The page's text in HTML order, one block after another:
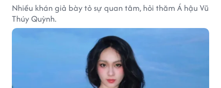
Nhiều khán giả bày tỏ sự quan tâm, hỏi thăm Á hậu Vũ
Thúy Quỳnh.